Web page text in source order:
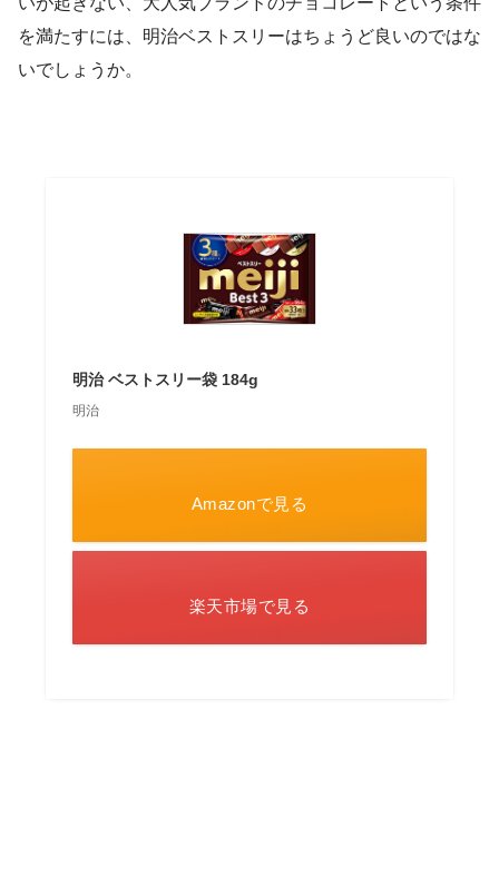
を満たすには、明治ベストスリーはちょうど良いのではな
いでしょうか。
明治 ベストスリー袋 184g
明治
Amazonで見る
楽天市場で見る